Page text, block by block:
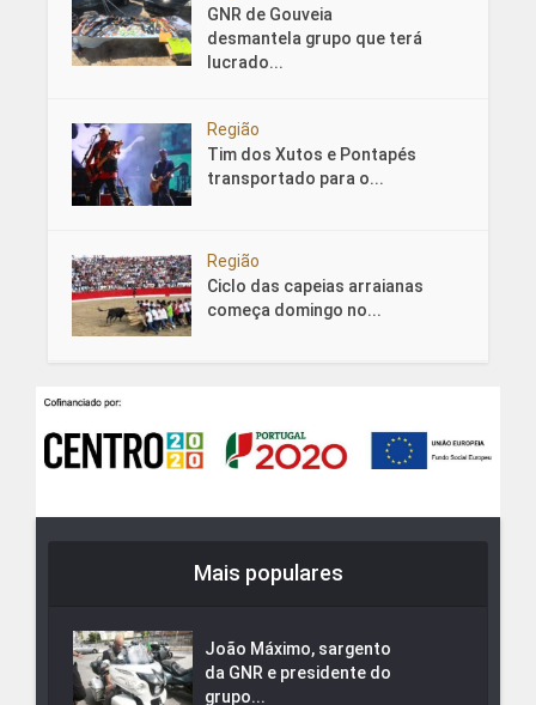
GNR de Gouveia
desmantela grupo que terá
lucrado...
Região
Tim dos Xutos e Pontapés
transportado para o...
Região
Ciclo das capeias arraianas
começa domingo no...
Mais populares
João Máximo, sargento
da GNR e presidente do
grupo...